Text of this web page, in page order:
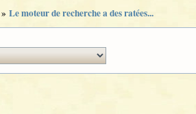
» Le moteur de recherche a des ratées...